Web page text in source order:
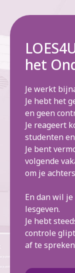
naar
het
Je werkt
Je hebt het
en geen
Je reageert
studenten
Je bent
volgende
om je
En dan wil
lesgeven.
Je hebt
controle
af te